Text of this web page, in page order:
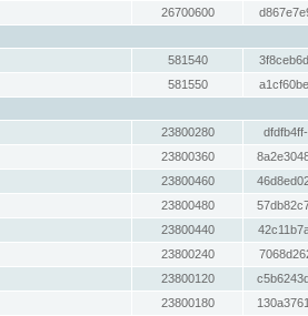
26700600
581540
581550
23800280
23800360
23800460
23800480
23800440
23800240
23800120
23800180